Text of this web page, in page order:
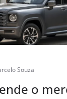
Souza
o